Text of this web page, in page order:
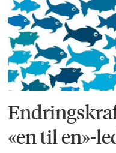
«en til en»-